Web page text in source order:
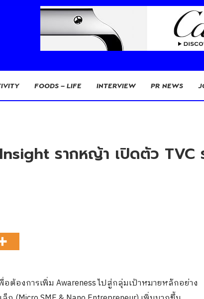
FOODS – LIFE INTERVIEW PR NEWS
Insight รากหญ้า เปิดตัว
ต้องการเพิ่ม Awareness ไปสู่กลุ่มเป้าหมายหลักอย่าง